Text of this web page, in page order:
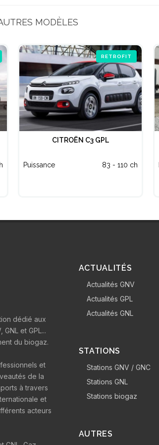
MODÈLES
RETROFIT
CITROËN C3 GPL
Puissance 83 - 110 ch
dédié aux
et GPL...
du biogaz.
et
de la
à travers
et
acteurs
ACTUALITÉS
Actualités GNV
Actualités GPL
Actualités GNL
STATIONS
Stations GNV / GNC
Stations GNL
Stations biogaz
AUTRES